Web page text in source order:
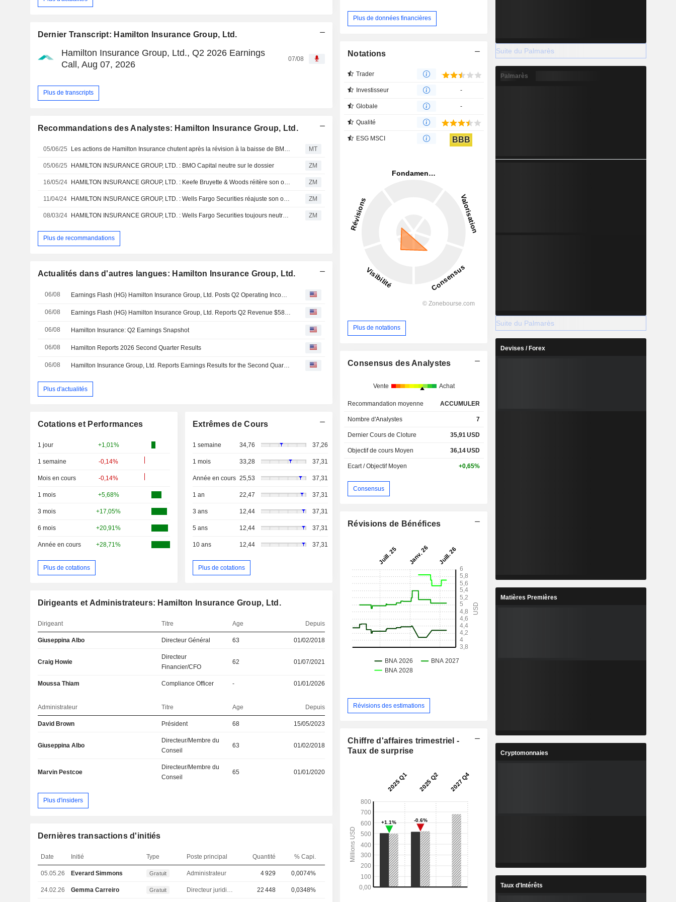
Dernier Transcript: Hamilton Insurance Group, Ltd.
Hamilton Insurance Group, Ltd., Q2 2026 Earnings
Call, Aug 07, 2026
07/08
Plus de transcripts
Recommandations des Analystes: Hamilton Insurance Group, Ltd.
05/06/25 MT
05/06/25 HAMILTON INSURANCE GROUP, LTD. : BMO Capital neutre sur le dossier ZM
16/05/24 ZM
11/04/24 ZM
08/03/24 ZM
Plus de recommandations
Actualités dans d'autres langues: Hamilton Insurance Group, Ltd.
06/08 Earnings Flash (HG) Hamilton Insurance Group, Ltd. Posts Q2 Operating Income $1.56 per Share
06/08 Earnings Flash (HG) Hamilton Insurance Group, Ltd. Reports Q2 Revenue $586.0M, vs. FactSet Est of $599.3M
06/08 Hamilton Insurance: Q2 Earnings Snapshot
06/08 Hamilton Reports 2026 Second Quarter Results
06/08 Hamilton Insurance Group, Ltd. Reports Earnings Results for the Second Quarter and Six Months Ended June 30, 2026
Plus d'actualités
Cotations et Performances
1 jour +1,01%
1 semaine -0,14%
Mois en cours -0,14%
1 mois +5,68%
3 mois +17,05%
6 mois +20,91%
Année en cours +28,71%
Plus de cotations
Extrêmes de Cours
1 semaine 34,76 37,26
1 mois 33,28 37,31
Année en cours 25,53 37,31
1 an 22,47 37,31
3 ans 12,44 37,31
5 ans 12,44 37,31
10 ans 12,44 37,31
Plus de cotations
Dirigeants et Administrateurs: Hamilton Insurance Group, Ltd.
Dirigeant Titre Age Depuis
Giuseppina Albo Directeur Général 63 01/02/2018
Craig Howie
Directeur
Financier/CFO
62 01/07/2021
Moussa Thiam Compliance Officer - 01/01/2026
Administrateur Titre Age Depuis
David Brown Président 68 15/05/2023
Giuseppina Albo
Directeur/Membre du
Conseil
63 01/02/2018
Marvin Pestcoe
Directeur/Membre du
Conseil
65 01/01/2020
Plus d'insiders
Dernières transactions d'initiés
Date Initié Type Poste principal Quantité % Capi.
05.05.26 Everard Simmons Gratuit Administrateur 4 929 0,0074%
24.02.26 Gemma Carreiro Gratuit 22 448 0,0348%
Plus de données financières
Notations
Trader
Investisseur -
Globale -
Qualité
ESG MSCI BBB
Plus de notations
Consensus des Analystes
Vente Achat
Recommandation moyenne ACCUMULER
Nombre d'Analystes 7
Dernier Cours de Cloture 35,91USD
Objectif de cours Moyen 36,14USD
Ecart / Objectif Moyen +0,65%
Consensus
Révisions de Bénéfices
Révisions des estimations
Chiffre d'affaires trimestriel -
Taux de surprise
Suite du Palmarès
Palmarès
Suite du Palmarès
Devises / Forex
Matières Premières
Cryptomonnaies
Taux d'Intérêts